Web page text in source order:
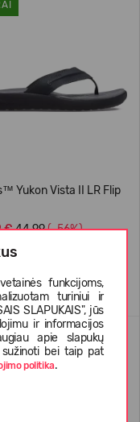
funkcijoms,
turiniui ir
SLAPUKAIS", jūs
ir informacijos
apie slapukų
bei taip pat
politika.
Yukon Vista II LR Flip
€44.99(-56%)